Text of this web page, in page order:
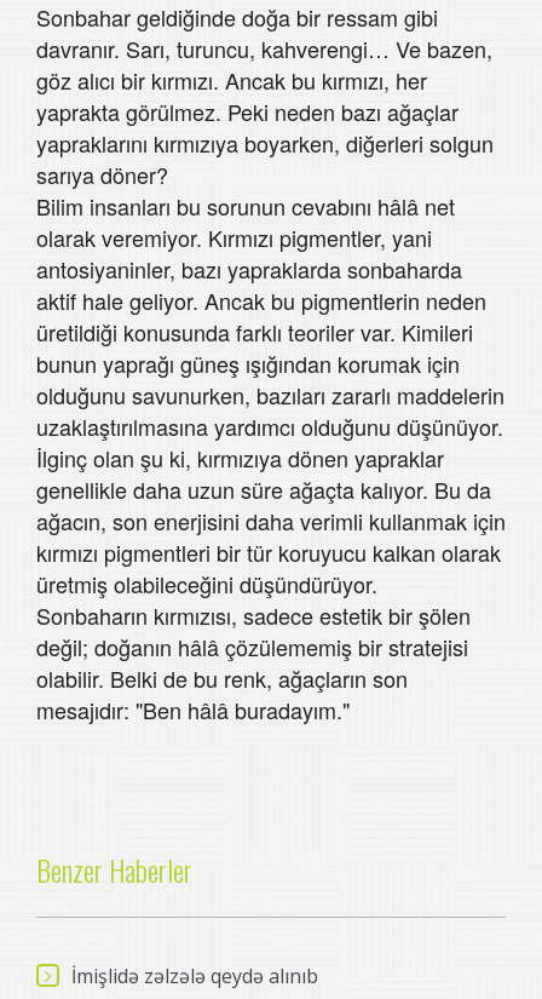
Sonbahar geldiğinde doğa bir ressam gibi
davranır. Sarı, turuncu, kahverengi… Ve bazen,
göz alıcı bir kırmızı. Ancak bu kırmızı, her
yaprakta görülmez. Peki neden bazı ağaçlar
yapraklarını kırmızıya boyarken, diğerleri solgun
sarıya döner?
Bilim insanları bu sorunun cevabını hâlâ net
olarak veremiyor. Kırmızı pigmentler, yani
antosiyaninler, bazı yapraklarda sonbaharda
aktif hale geliyor. Ancak bu pigmentlerin neden
üretildiği konusunda farklı teoriler var. Kimileri
bunun yaprağı güneş ışığından korumak için
olduğunu savunurken, bazıları zararlı maddelerin
uzaklaştırılmasına yardımcı olduğunu düşünüyor.
İlginç olan şu ki, kırmızıya dönen yapraklar
genellikle daha uzun süre ağaçta kalıyor. Bu da
ağacın, son enerjisini daha verimli kullanmak için
kırmızı pigmentleri bir tür koruyucu kalkan olarak
üretmiş olabileceğini düşündürüyor.
Sonbaharın kırmızısı, sadece estetik bir şölen
değil; doğanın hâlâ çözülememiş bir stratejisi
olabilir. Belki de bu renk, ağaçların son
mesajıdır: "Ben hâlâ buradayım."
Benzer Haberler
İmişlidə zəlzələ qeydə alınıb